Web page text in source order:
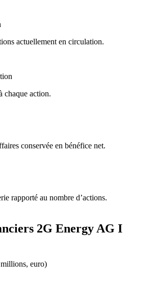
actuellement en circulation.
chaque action.
conservée en bénéfice net.
rapporté au nombre d’actions.
2G Energy AG I
euro)